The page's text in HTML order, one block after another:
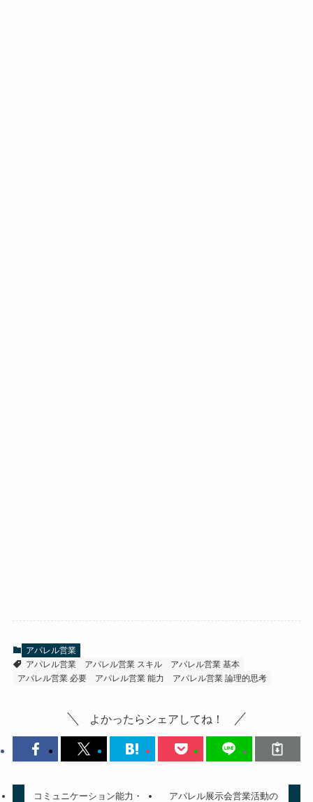
アパレル営業
アパレル営業
アパレル営業 スキル
アパレル営業 基本
アパレル営業 必要
アパレル営業 能力 アパレル営業 論理的思考
よかったらシェアしてね！
コミュニケーション能力・
アパレル展示会営業活動の